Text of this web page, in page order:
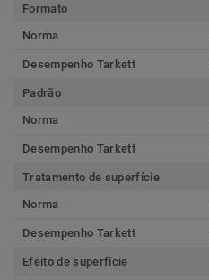
Formato
Norma
Desempenho Tarkett
Padrão
Norma
Desempenho Tarkett
Tratamento de superfície
Norma
Desempenho Tarkett
Efeito de superfície